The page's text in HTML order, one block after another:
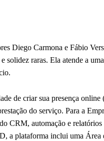
Diego Carmona e Fábio
raras. Ela atende a
de criar sua presença online
do serviço. Para a
CRM, automação e relatórios
a plataforma inclui uma